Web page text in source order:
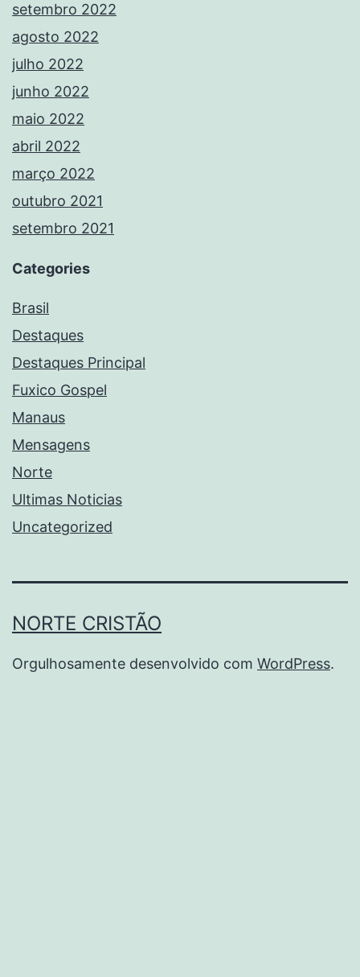
setembro 2022
agosto 2022
julho 2022
junho 2022
maio 2022
abril 2022
março 2022
outubro 2021
setembro 2021
Categories
Brasil
Destaques
Destaques Principal
Fuxico Gospel
Manaus
Mensagens
Norte
Ultimas Noticias
Uncategorized
NORTE CRISTÃO
Orgulhosamente desenvolvido com WordPress.